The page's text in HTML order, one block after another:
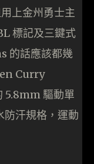
上金州勇士主
標記及三鍵式
的話應該都幾
Curry
驅動單
汗規格，運動